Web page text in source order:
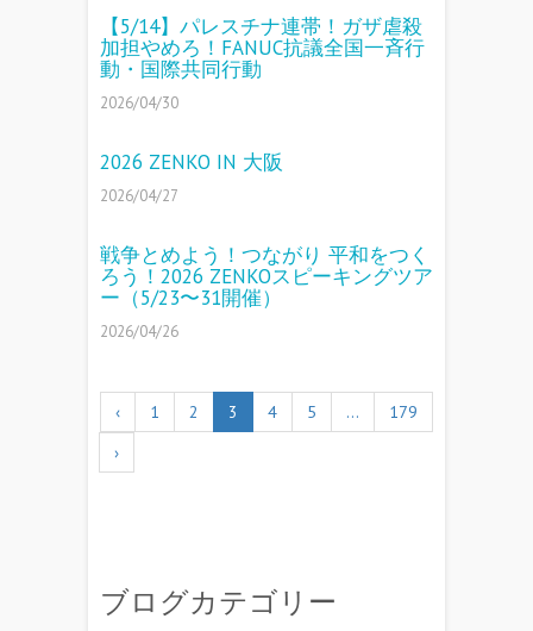
【5/14】パレスチナ連帯！ガザ虐殺
加担やめろ！FANUC抗議全国一斉行
動・国際共同行動
2026/04/30
2026 ZENKO IN 大阪
2026/04/27
戦争とめよう！つながり 平和をつく
ろう！2026 ZENKOスピーキングツア
ー（5/23〜31開催）
2026/04/26
‹ 1 2 3 4 5 …
179
›
ブログカテゴリー